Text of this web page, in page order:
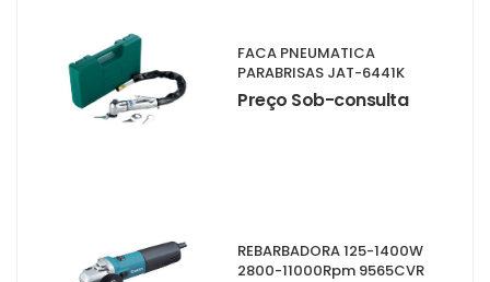
FACA PNEUMATICA
PARABRISAS JAT-6441K
Preço Sob-consulta
REBARBADORA 125-1400W
2800-11000Rpm 9565CVR